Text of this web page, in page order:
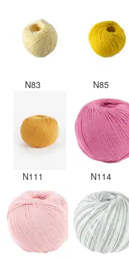
N83 N85
N111 N114